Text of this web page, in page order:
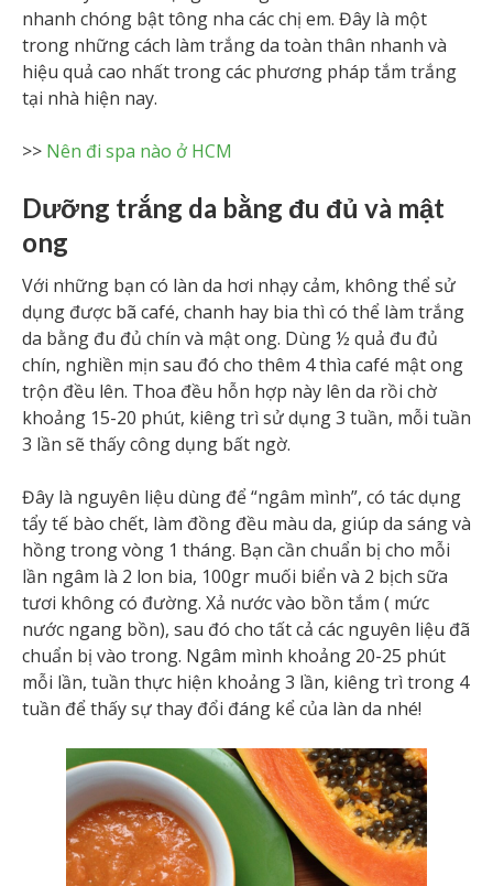
nhanh chóng bật tông nha các chị em. Đây là một
trong những cách làm trắng da toàn thân nhanh và
hiệu quả cao nhất trong các phương pháp tắm trắng
tại nhà hiện nay.
>> Nên đi spa nào ở HCM
Dưỡng trắng da bằng đu đủ và mật
ong
Với những bạn có làn da hơi nhạy cảm, không thể sử
dụng được bã café, chanh hay bia thì có thể làm trắng
da bằng đu đủ chín và mật ong. Dùng ½ quả đu đủ
chín, nghiền mịn sau đó cho thêm 4 thìa café mật ong
trộn đều lên. Thoa đều hỗn hợp này lên da rồi chờ
khoảng 15-20 phút, kiêng trì sử dụng 3 tuần, mỗi tuần
3 lần sẽ thấy công dụng bất ngờ.
Đây là nguyên liệu dùng để “ngâm mình”, có tác dụng
tẩy tế bào chết, làm đồng đều màu da, giúp da sáng và
hồng trong vòng 1 tháng. Bạn cần chuẩn bị cho mỗi
lần ngâm là 2 lon bia, 100gr muối biển và 2 bịch sữa
tươi không có đường. Xả nước vào bồn tắm ( mức
nước ngang bồn), sau đó cho tất cả các nguyên liệu đã
chuẩn bị vào trong. Ngâm mình khoảng 20-25 phút
mỗi lần, tuần thực hiện khoảng 3 lần, kiêng trì trong 4
tuần để thấy sự thay đổi đáng kể của làn da nhé!